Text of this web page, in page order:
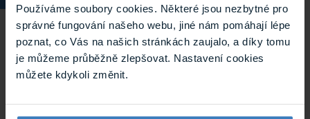
Používáme soubory cookies. Některé jsou nezbytné pro
správné fungování našeho webu, jiné nám pomáhají lépe
poznat, co Vás na našich stránkách zaujalo, a díky tomu
je můžeme průběžně zlepšovat. Nastavení cookies
můžete kdykoli změnit.
Parametry
Model
HR-V I., CR-V III., CR-V IV.,